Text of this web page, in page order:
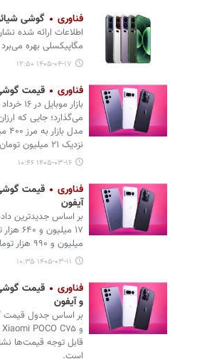
فناوری گوشی شیائومی ۱۸ پرومکس چه
مگاپیکسلی بهره می‌برد و دارای
۱۴۰۵-۰۴-۱۷ ۱۲:۵۰
فناوری قیمت گوشی
نزدیک ۲۱ میلیون تومان آب می‌خورد.
۱۴۰۵-۰۳-۱۶ ۱۰:۴۶
فناوری
آیفون
میلیون و ۹۹۰ هزار تومان در صدر قرار دارد.
۱۴۰۵-۰۳-۱۱ ۱۰:۳۵
فناوری
و آیفون
قابل توجه قیمت‌ها
است.